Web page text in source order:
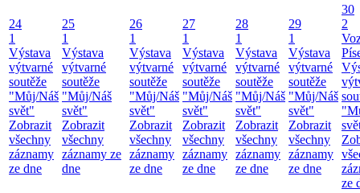
24
1
Výstava
výtvarné
soutěže
"Můj/Náš
svět"
Zobrazit
všechny
záznamy
ze dne
25
1
Výstava
výtvarné
soutěže
"Můj/Náš
svět"
Zobrazit
všechny
záznamy ze
dne
26
1
Výstava
výtvarné
soutěže
"Můj/Náš
svět"
Zobrazit
všechny
záznamy
ze dne
27
1
Výstava
výtvarné
soutěže
"Můj/Náš
svět"
Zobrazit
všechny
záznamy
ze dne
28
1
Výstava
výtvarné
soutěže
"Můj/Náš
svět"
Zobrazit
všechny
záznamy
ze dne
29
1
Výstava
výtvarné
soutěže
"Můj/Náš
svět"
Zobrazit
všechny
záznamy
ze dne
30
2
ze